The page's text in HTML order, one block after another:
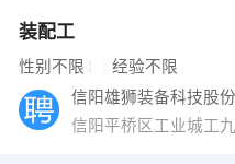
装配工
性别不限 经验不限
信阳雄狮装备科技股
信阳平桥区工业城工